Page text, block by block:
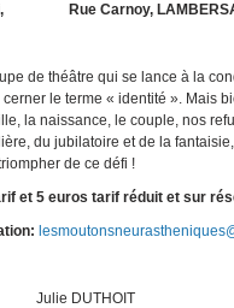
Rue Carnoy,
de théâtre qui se lance à la
le terme « identité ». Mais
la naissance, le couple, nos
du jubilatoire et de la
de ce défi !
et 5 euros tarif réduit et sur
Julie DUTHOIT